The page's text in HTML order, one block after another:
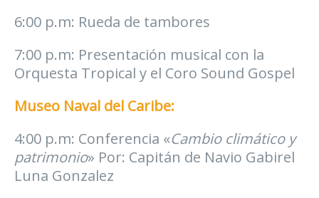
6:00 p.m: Rueda de tambores
7:00 p.m: Presentación musical con la
Orquesta Tropical y el Coro Sound Gospel
Museo Naval del Caribe:
4:00 p.m: Conferencia «Cambio climático y
patrimonio» Por: Capitán de Navio Gabirel
Luna Gonzalez